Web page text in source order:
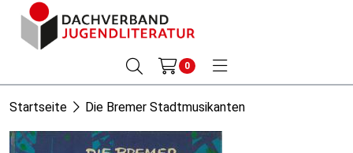
0
Startseite Die Bremer Stadtmusikanten